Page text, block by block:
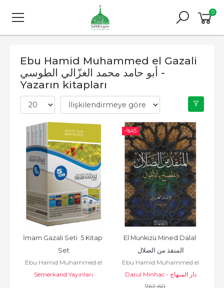
0
Ebu Hamid Muhammed el Gazali
أبو حامد محمد الغزّالي الطوسي -
Yazarın kitapları
İmam Gazali Seti  5 Kitap
Set
Ebu Hamid Muhammed el
Gazali أبو
Semerkand Yayınları
-%45
El Munkizü Mined Dalal
المنقذ من الضلال
Ebu Hamid Muhammed el
Gazali أبو
حامد محمد الغزّالي الطوسي
Darul Minhac - دار المنهاج
762,60